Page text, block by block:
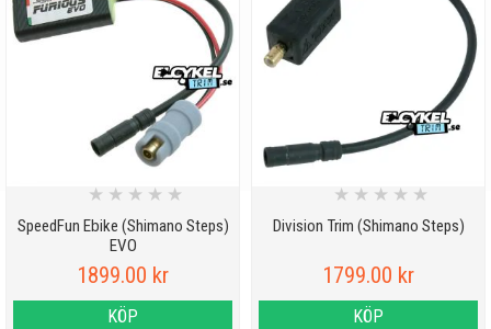
SpeedFun Ebike (Shimano Steps)
EVO
★ ★ ★ ★ ★
1899.00 kr
KÖP
Division Trim (Shimano Steps)
★ ★ ★ ★ ★
1799.00 kr
KÖP